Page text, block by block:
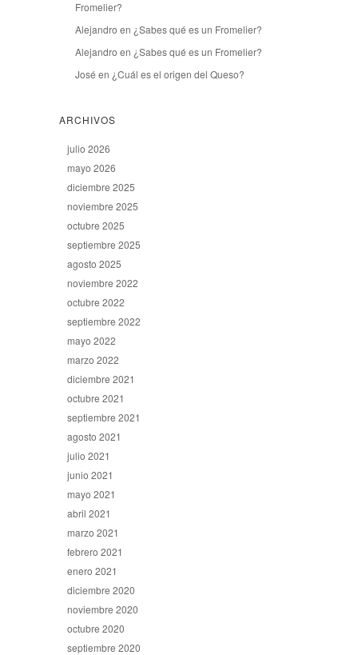
Fromelier?
Alejandro en ¿Sabes qué es un Fromelier?
Alejandro en ¿Sabes qué es un Fromelier?
José en ¿Cuál es el origen del Queso?
ARCHIVOS
julio 2026
mayo 2026
diciembre 2025
noviembre 2025
octubre 2025
septiembre 2025
agosto 2025
noviembre 2022
octubre 2022
septiembre 2022
mayo 2022
marzo 2022
diciembre 2021
octubre 2021
septiembre 2021
agosto 2021
julio 2021
junio 2021
mayo 2021
abril 2021
marzo 2021
febrero 2021
enero 2021
diciembre 2020
noviembre 2020
octubre 2020
septiembre 2020